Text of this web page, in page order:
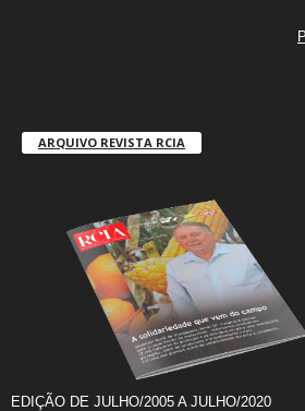
ARQUIVO REVISTA RCIA
EDIÇÃO DE JULHO/2005 A JULHO/2020